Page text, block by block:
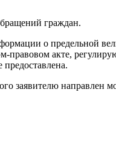
граждан.
о предельной
правовом акте,
заявителю направлен